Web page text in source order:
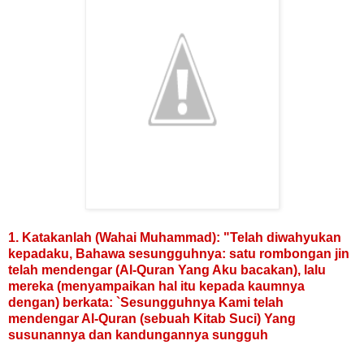
1. Katakanlah (Wahai Muhammad): "Telah diwahyukan
kepadaku, Bahawa sesungguhnya: satu rombongan jin
telah mendengar (Al-Quran Yang Aku bacakan), lalu
mereka (menyampaikan hal itu kepada kaumnya
dengan) berkata: `Sesungguhnya Kami telah
mendengar Al-Quran (sebuah Kitab Suci) Yang
susunannya dan kandungannya sungguh